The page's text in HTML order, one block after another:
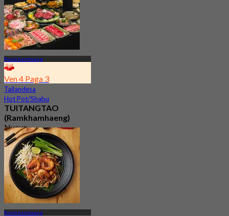
Ramkhamhaeng
Ven 4 Paga 3
Tailandesa
Hot Pot/Shabu
TUITANGTAO
(Ramkhamhaeng)
Nuevo
3.1
Desde฿ 291
Ramkhamhaeng